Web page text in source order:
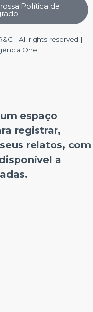
Política de
- All rights reserved |
One
espaço
registrar,
relatos, com
a